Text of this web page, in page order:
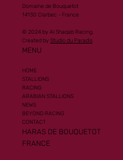
Domaine de Bouquetot
14130 Clarbec - France
© 2024 by Al Shaqab Racing.
Created by Studio du Paradis
MENU
HOME
STALLIONS
RACING
ARABIAN STALLIONS
NEWS
BEYOND RACING
CONTACT
HARAS DE BOUQUETOT
FRANCE